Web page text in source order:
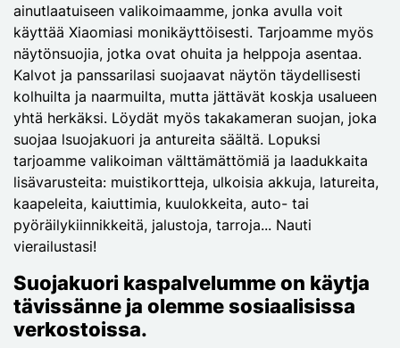
ainutlaatuiseen valikoimaamme, jonka avulla voit
käyttää Xiaomiasi monikäyttöisesti. Tarjoamme myös
näytönsuojia, jotka ovat ohuita ja helppoja asentaa.
Kalvot ja panssarilasi suojaavat näytön täydellisesti
kolhuilta ja naarmuilta, mutta jättävät koskja usalueen
yhtä herkäksi. Löydät myös takakameran suojan, joka
suojaa lsuojakuori ja antureita säältä. Lopuksi
tarjoamme valikoiman välttämättömiä ja laadukkaita
lisävarusteita: muistikortteja, ulkoisia akkuja, latureita,
kaapeleita, kaiuttimia, kuulokkeita, auto- tai
pyöräilykiinnikkeitä, jalustoja, tarroja... Nauti
vierailustasi!
Suojakuori kaspalvelumme on käytja
tävissänne ja olemme sosiaalisissa
verkostoissa.